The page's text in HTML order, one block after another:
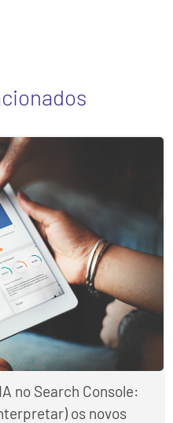
no Search Console:
os novos